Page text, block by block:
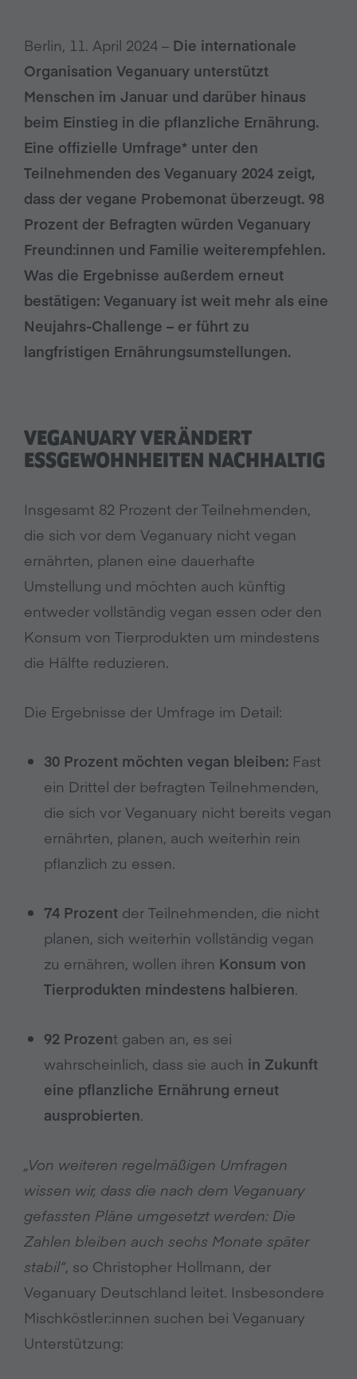
Berlin, 11. April 2024 – Die internationale
Organisation Veganuary unterstützt
Menschen im Januar und darüber hinaus
beim Einstieg in die pflanzliche Ernährung.
Eine offizielle Umfrage* unter den
Teilnehmenden des Veganuary 2024 zeigt,
dass der vegane Probemonat überzeugt. 98
Prozent der Befragten würden Veganuary
Freund:innen und Familie weiterempfehlen.
Was die Ergebnisse außerdem erneut
bestätigen: Veganuary ist weit mehr als eine
Neujahrs-Challenge – er führt zu
langfristigen Ernährungsumstellungen.
VEGANUARY VERÄNDERT
ESSGEWOHNHEITEN NACHHALTIG
Insgesamt 82 Prozent der Teilnehmenden,
die sich vor dem Veganuary nicht vegan
ernährten, planen eine dauerhafte
Umstellung und möchten auch künftig
entweder vollständig vegan essen oder den
Konsum von Tierprodukten um mindestens
die Hälfte reduzieren.
Die Ergebnisse der Umfrage im Detail:
30 Prozent möchten vegan bleiben: Fast
ein Drittel der befragten Teilnehmenden,
die sich vor Veganuary nicht bereits vegan
ernährten, planen, auch weiterhin rein
pflanzlich zu essen.
74 Prozent der Teilnehmenden, die nicht
planen, sich weiterhin vollständig vegan
zu ernähren, wollen ihren Konsum von
Tierprodukten mindestens halbieren.
92 Prozent gaben an, es sei
wahrscheinlich, dass sie auch in Zukunft
eine pflanzliche Ernährung erneut
ausprobierten.
„Von weiteren regelmäßigen Umfragen
wissen wir, dass die nach dem Veganuary
gefassten Pläne umgesetzt werden: Die
Zahlen bleiben auch sechs Monate später
stabil“, so Christopher Hollmann, der
Veganuary Deutschland leitet. Insbesondere
Mischköstler:innen suchen bei Veganuary
Unterstützung: